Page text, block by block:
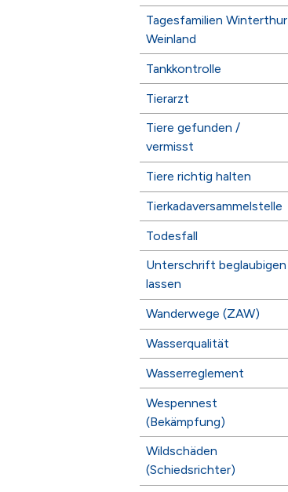
Tagesfamilien Winterthur
Weinland
Tankkontrolle
Tierarzt
Tiere gefunden /
vermisst
Tiere richtig halten
Tierkadaversammelstelle
Todesfall
Unterschrift beglaubigen
lassen
Wanderwege (ZAW)
Wasserqualität
Wasserreglement
Wespennest
(Bekämpfung)
Wildschäden
(Schiedsrichter)